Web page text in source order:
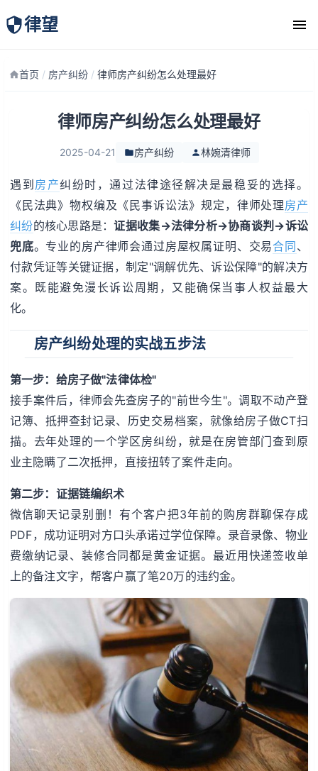
律望
律师团队
首页 / 房产纠纷 / 律师房产纠纷怎么处理最好
律师房产纠纷怎么处理最好
2025-04-21 房产纠纷 林婉清律师
遇到 房产纠纷时，通过法律途径解决是最稳妥的选择。
《民法典》物权编及《民事诉讼法》规定，律师处理房产
纠纷的核心思路是：证据收集→法律分析→协商谈判→诉讼
兜底。专业的房产律师会通过房屋权属证明、交易合同 、
付款凭证等关键证据，制定"调解优先、诉讼保障"的解决方
案。既能避免漫长诉讼周期，又能确保当事人权益最大
化。
房产纠纷处理的实战五步法
第一步：给房子做"法律体检"
接手案件后，律师会先查房子的"前世今生"。调取不动产登
记簿、抵押查封记录、历史交易档案，就像给房子做CT扫
描。去年处理的一个学区房纠纷，就是在房管部门查到原
业主隐瞒了二次抵押，直接扭转了案件走向。
第二步：证据链编织术
微信聊天记录别删！有个客户把3年前的购房群聊保存成
PDF，成功证明对方口头承诺过学位保障。录音录像、物业
费缴纳记录、装修合同都是黄金证据。最近用快递签收单
上的备注文字，帮客户赢了笔20万的违约金。